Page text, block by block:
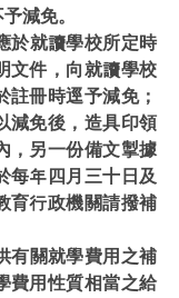
減免。
就讀學校所定時
文件，向就讀學校
註冊時逕予減免；
減免後，造具印領
，另一份備文掣據
每年四月三十日及
育行政機關請撥補
關就學費用之補
費用性質相當之給